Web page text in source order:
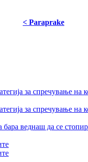
< Paraprake
за спречување
за спречување
веднаш да се